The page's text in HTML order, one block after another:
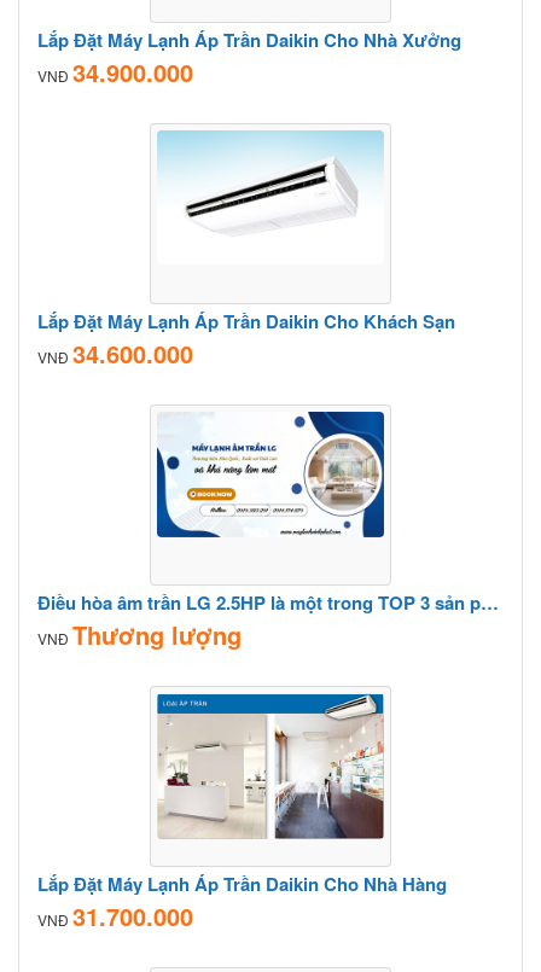
Lắp Đặt Máy Lạnh Áp Trần Daikin Cho Nhà Xưởng
VNĐ 34.900.000
Lắp Đặt Máy Lạnh Áp Trần Daikin Cho Khách Sạn
VNĐ 34.600.000
Điều hòa âm trần LG 2.5HP là một trong TOP 3 sản phẩm có lượt tìm kiếm nhiều nhất
VNĐ Thương lượng
Lắp Đặt Máy Lạnh Áp Trần Daikin Cho Nhà Hàng
VNĐ 31.700.000